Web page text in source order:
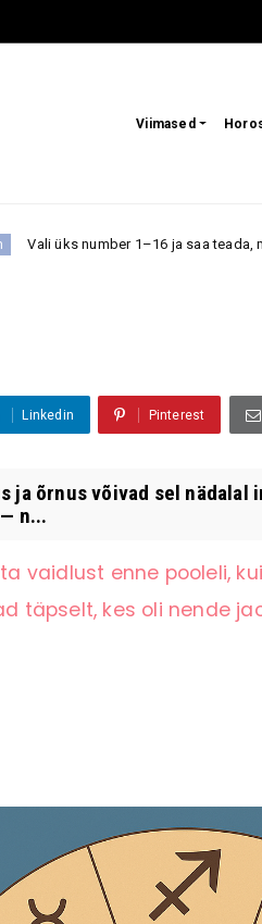
Viimased
1–16 ja saa teada, milline üllatus
Linkedin Pinterest
õrnus võivad sel nädalal
n...
vaidlust enne pooleli,
täpselt, kes oli nende